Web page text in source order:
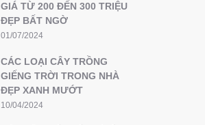
GIÁ TỪ 200 ĐẾN 300 TRIỆU
ĐẸP BẤT NGỜ
01/07/2024
CÁC LOẠI CÂY TRỒNG
GIẾNG TRỜI TRONG NHÀ
ĐẸP XANH MƯỚT
10/04/2024